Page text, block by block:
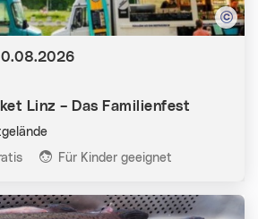
Linz – Das Familienfest
Für Kinder geeignet